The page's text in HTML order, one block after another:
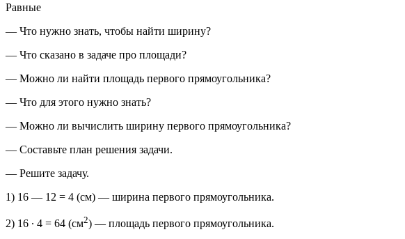
Равные
— Что нужно знать, чтобы найти ширину?
— Что сказано в задаче про площади?
— Можно ли найти площадь первого прямоугольника?
— Что для этого нужно знать?
— Можно ли вычислить ширину первого прямоугольника?
— Составьте план решения задачи.
— Решите задачу.
1) 16 — 12 = 4 (см) — ширина первого прямоугольника.
2) 16 ∙ 4 = 64 (см2) — площадь первого прямоугольника.